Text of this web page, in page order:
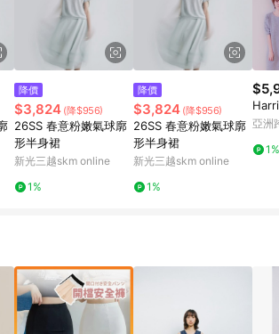
降價
$3,824 (降$956)
26SS 春意粉嫩氣球廓
形半身裙
新光三越skm online
1%
降價
$3,824 (降$956)
26SS 春意粉嫩氣球廓
形半身裙
新光三越skm online
1%
亞洲
1%